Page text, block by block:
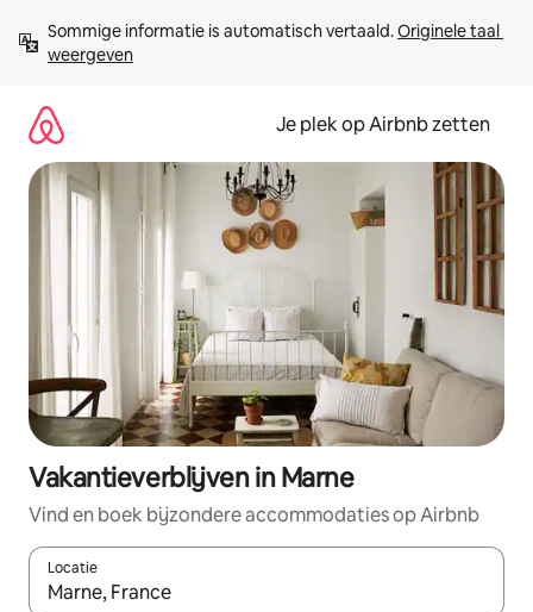
direct
naar
Sommige informatie is automatisch vertaald. Originele taal
weergeven
Je plek op Airbnb zetten
Vakantieverblijven in Marne
Vind en boek bijzondere accommodaties op Airbnb
Locatie
Wanneer er resultaten beschikbaar zijn, maak je een keuze